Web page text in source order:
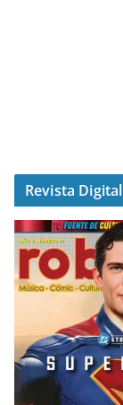
Revista Digital